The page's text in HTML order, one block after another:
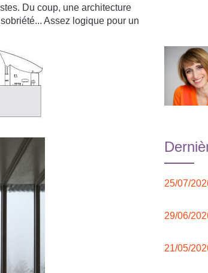
Du coup, une architecture
Assez logique pour un
25/07/
29/06/
21/05/